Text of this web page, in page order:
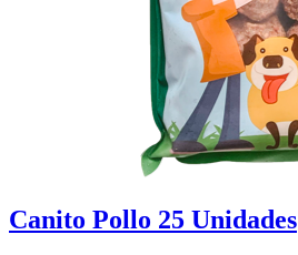
Canito Pollo 25 Unidades